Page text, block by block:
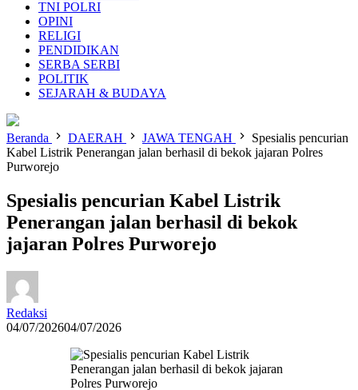
TNI POLRI
OPINI
RELIGI
PENDIDIKAN
SERBA SERBI
POLITIK
SEJARAH & BUDAYA
Beranda DAERAH JAWA TENGAH
Spesialis pencurian
Kabel Listrik Penerangan jalan berhasil di bekok jajaran Polres
Purworejo
Spesialis pencurian Kabel Listrik
Penerangan jalan berhasil di bekok
jajaran Polres Purworejo
Redaksi
04/07/202604/07/2026